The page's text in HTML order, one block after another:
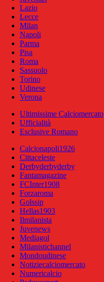
Lazio
Lecce
Milan
Napoli
Parma
Pisa
Roma
Sassuolo
Torino
Udinese
Verona
Ultimissime Calciomercato
Ufficialità
Esclusive Romano
Calcionapoli1926
Cittaceleste
Derbyderbyderby
Fantamagazine
FCInter1908
Forzaroma
Golssip
Hellas1903
Ilmilanista
Juvenews
Mediagol
Milanistichannel
Mondoudinese
Notiziecalciomercato
Numericalcio